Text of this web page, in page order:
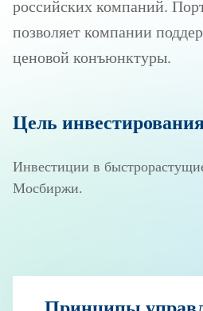
российских компаний.
позволяет компании
ценовой конъюнктуры.
Цель
Инвестиции в
Мосбиржи.